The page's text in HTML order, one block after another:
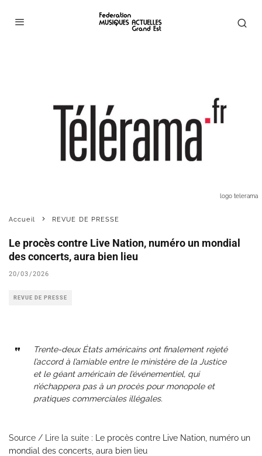
logo telerama
Accueil REVUE DE PRESSE
Le procès contre Live Nation, numéro un mondial
des concerts, aura bien lieu
20/03/2026
REVUE DE PRESSE
Trente-deux États américains ont finalement rejeté
l’accord à l’amiable entre le ministère de la Justice
et le géant américain de l’événementiel, qui
n’échappera pas à un procès pour monopole et
pratiques commerciales illégales.
Source / Lire la suite :
Le procès contre Live Nation, numéro un
mondial des concerts, aura bien lieu